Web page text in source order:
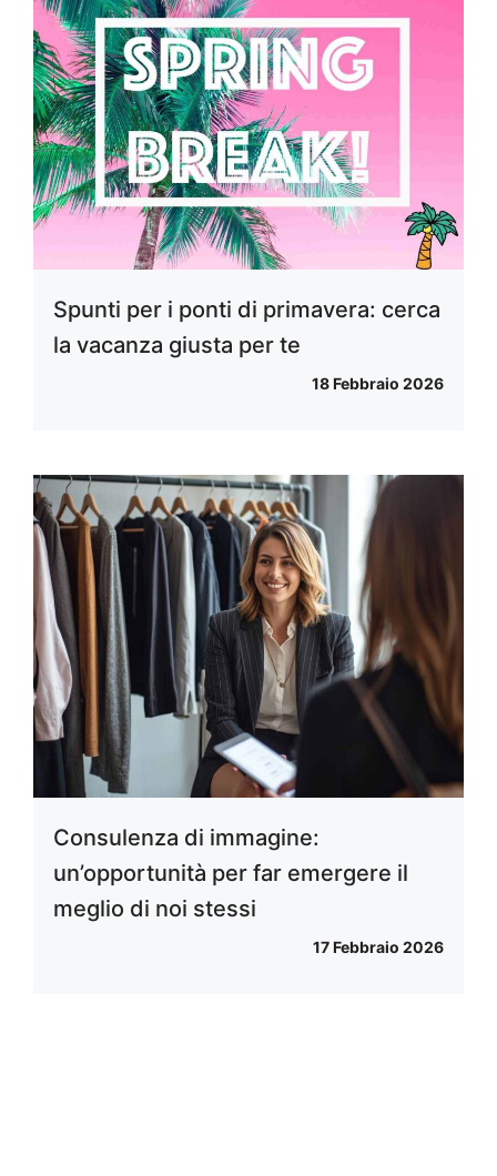
Spunti per i ponti di primavera: cerca
la vacanza giusta per te
18 Febbraio 2026
Consulenza di immagine:
un’opportunità per far emergere il
meglio di noi stessi
17 Febbraio 2026